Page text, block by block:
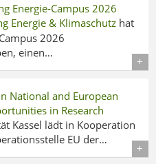
Energie-Campus 2026
Energie & Klimaschutzhat
2026
einen…
National and European
in Research
Kassel lädt in Kooperation
EU der…